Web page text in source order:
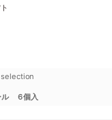
ル ６個入